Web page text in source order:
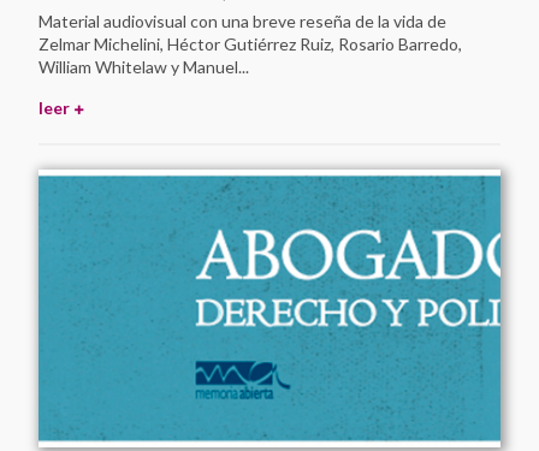
Material audiovisual con una breve reseña de la vida de
Zelmar Michelini, Héctor Gutiérrez Ruiz, Rosario Barredo,
William Whitelaw y Manuel...
leer